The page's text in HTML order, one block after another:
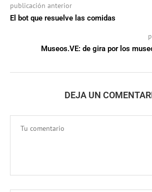
publicación anterior
El bot que resuelve las comidas
Museos.VE: de gira por los
DEJA UN